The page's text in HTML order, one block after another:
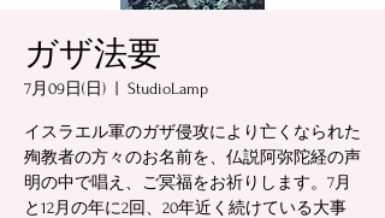
ガザ法要
7月09日(日) StudioLamp
イスラエル軍のガザ侵攻により亡くなられた
殉教者の方々のお名前を、仏説阿弥陀経の声
明の中で唱え、ご冥福をお祈りします。7月
と12月の年に2回、20年近く続けている大事